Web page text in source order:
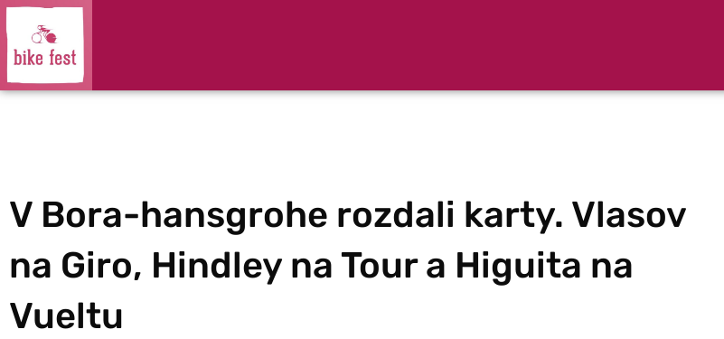
V Bora-hansgrohe rozdali karty. Vlasov
na Giro, Hindley na Tour a Higuita na
Vueltu